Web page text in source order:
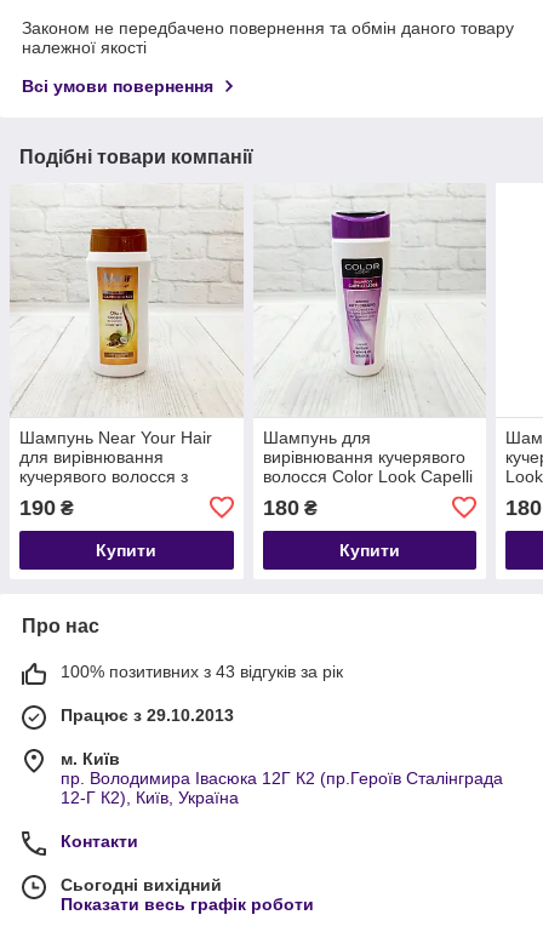
Законом не передбачено повернення та обмін даного товару
належної якості
Всі умови повернення
Подібні товари компанії
Шампунь Near Your Hair
для вирівнювання
кучерявого волосся з
екстрактом какао 300 мл
Італія
190 ₴
Купити
Шампунь для
вирівнювання кучерявого
волосся Color Look Capelli
Lisci з кератином, олією
авокадо 250 мл Італія
180₴
Купити
180
Про нас
100% позитивних з 43 відгуків за рік
Працює з 29.10.2013
м. Київ
пр. Володимира Івасюка 12Г К2 (пр.Героїв Сталінграда
12-Г К2), Київ, Україна
Контакти
Сьогодні вихідний
Показати весь графік роботи